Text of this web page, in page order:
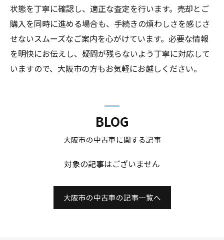
状態を丁寧に確認し、適正な査定を行います。売却とご
購入を同時に進める場合も、手続きの煩わしさを感じさ
せないスムーズなご案内を心がけています。必要な情報
を明快にお伝えし、疑問が残らないよう丁寧に対応して
いますので、大阪市の方もお気軽にお越しください。
BLOG
大阪市の中古車に関する記事
対象の記事はございません
大阪市の中古車の記事一覧へ